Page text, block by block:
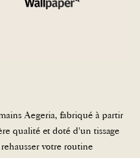
Aegeria, fabriqué à partir
qualité et doté d'un tissage
votre routine